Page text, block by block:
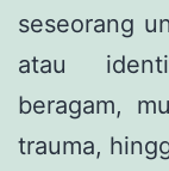
seseorang
atau
beragam,
trauma,